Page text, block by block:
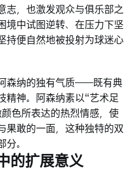
志，也激发观众与俱乐部之
境中试图逆转、在压力下坚
持便自然地被投射为球迷心
森纳的独有气质——既有典
精神。阿森纳素以“艺术足
色所表达的热烈情感，使
果敢的一面，这种独特的双
分。
的扩展意义